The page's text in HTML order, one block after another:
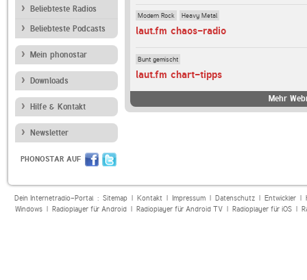
Beliebteste Radios
Beliebteste Podcasts
Mein phonostar
Downloads
Hilfe & Kontakt
Newsletter
PHONOSTAR AUF
Modern Rock Heavy Metal
laut.fm chaos-radio
Bunt gemischt
laut.fm chart-tipps
Mehr
Dein Internetradio-Portal : Sitemap| Kontakt| Impressum| Datenschutz| Entwickler|
Windows| Radioplayer für Android| Radioplayer für Android TV| Radioplayer für iOS|